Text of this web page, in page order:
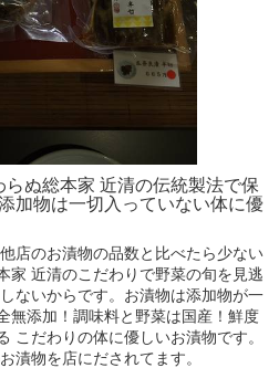
ぬ総本家 近清の伝統製法で保
加物は一切入っていない体に優
店のお漬物の品数と比べたら少ない
家 近清のこだわりで野菜の旬を見逃
ないからです。お漬物は添加物が一
無添加！調味料と野菜は国産！鮮度
こだわりの体に優しいお漬物です。
漬物を店にだされてます。